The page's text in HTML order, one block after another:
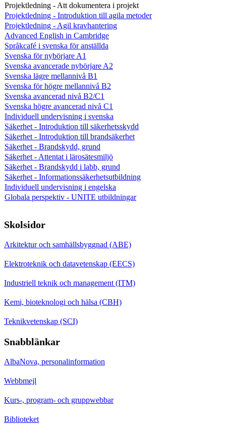
Projektledning - Att dokumentera i projekt
Projektledning - Introduktion till agila metoder
Projektledning - Agil kravhantering
Advanced English in Cambridge
Språkcafé i svenska för anställda
Svenska för nybörjare A1
Svenska avancerade nybörjare A2
Svenska lägre mellannivå B1
Svenska för högre mellannivå B2
Svenska avancerad nivå B2/C1
Svenska högre avancerad nivå C1
Individuell undervisning i svenska
Säkerhet - Introduktion till säkerhetsskydd
Säkerhet - Introduktion till brandsäkerhet
Säkerhet - Brandskydd, grund
Säkerhet - Attentat i lärosätesmiljö
Säkerhet - Brandskydd i labb, grund
Säkerhet - Informationssäkerhetsutbildning
Individuell undervisning i engelska
Globala perspektiv - UNITE utbildningar
Skolsidor
Arkitektur och samhällsbyggnad (ABE)
Elektroteknik och datavetenskap (EECS)
Industriell teknik och management (ITM)
Kemi, bioteknologi och hälsa (CBH)
Teknikvetenskap (SCI)
Snabblänkar
AlbaNova, personalinformation
Webbmejl
Kurs-, program- och gruppwebbar
Biblioteket